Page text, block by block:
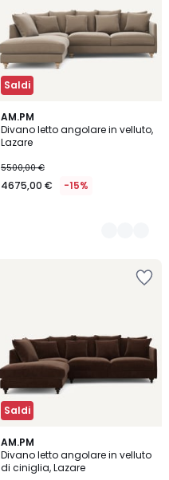
Saldi
AM.PM
Divano letto angolare in velluto,
Lazare
5500,00 €
4675,00 € -15%
3
Colori
Saldi
AM.PM
Divano letto angolare in velluto
di ciniglia, Lazare
8
Colori